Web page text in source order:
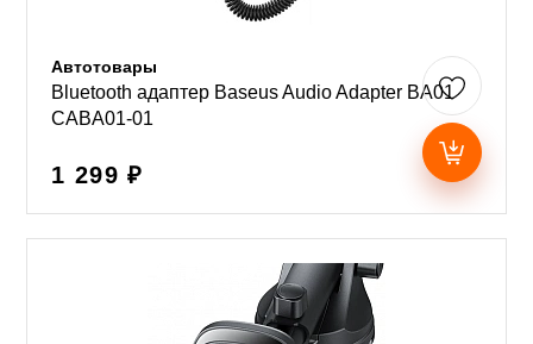
Автотовары
Bluetooth адаптер Baseus Audio Adapter BA01
CABA01-01
1 299 ₽